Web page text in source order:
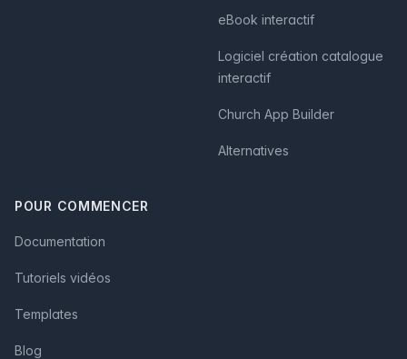
eBook interactif
Logiciel création catalogue
interactif
Church App Builder
Alternatives
POUR COMMENCER
Documentation
Tutoriels vidéos
Templates
Blog